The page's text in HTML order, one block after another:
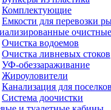
Комплектующие
Емкости для перевозки
Очистка водоемов
Очистка ливневых стоков
УФ-обеззараживание
Жироуловители
Канализация для поселков
Система доочистки